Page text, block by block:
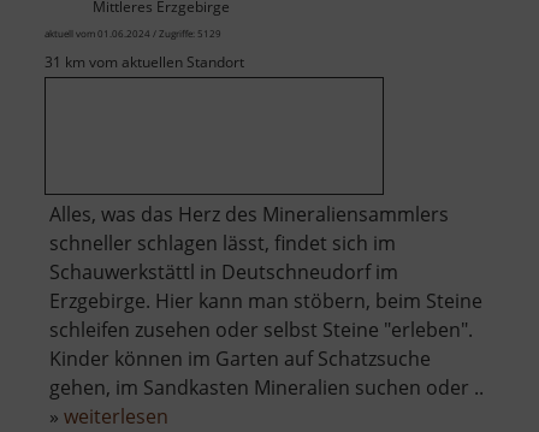
Mittleres Erzgebirge
aktuell vom 01.06.2024 / Zugriffe: 5129
31 km vom aktuellen Standort
Alles, was das Herz des Mineraliensammlers
schneller schlagen lässt, findet sich im
Schauwerkstättl in Deutschneudorf im
Erzgebirge. Hier kann man stöbern, beim Steine
schleifen zusehen oder selbst Steine "erleben".
Kinder können im Garten auf Schatzsuche
gehen, im Sandkasten Mineralien suchen oder ..
» weiterlesen